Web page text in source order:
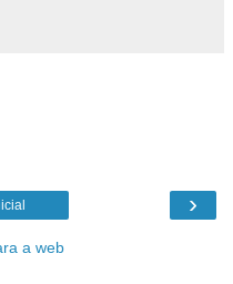
›
a web